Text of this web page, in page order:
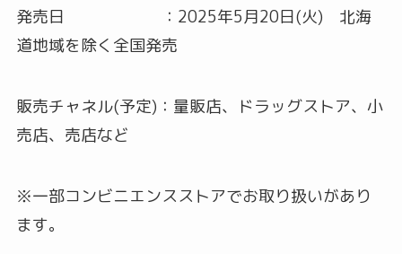
発売日 ：2025年5月20日(火) 北海
道地域を除く全国発売
販売チャネル(予定)：量販店、ドラッグストア、小
売店、売店など
※一部コンビニエンスストアでお取り扱いがあり
ます。